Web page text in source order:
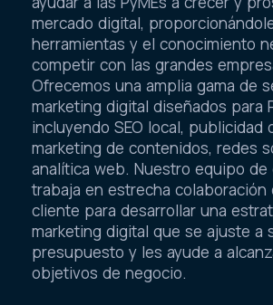
mercado digital,
herramientas y el conocimiento
competir con las grandes
Ofrecemos una amplia gama de
marketing digital diseñados para
incluyendo SEO local, publicidad
marketing de contenidos, redes
analítica web. Nuestro equipo
trabaja en estrecha colaboración
cliente para desarrollar una
marketing digital que se ajuste a
presupuesto y les ayude a
objetivos de negocio.